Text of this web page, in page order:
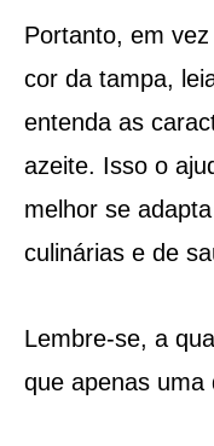
Portanto, em
cor da tampa,
entenda as
azeite. Isso o
melhor se
culinárias e de
Lembre-se, a
que apenas uma